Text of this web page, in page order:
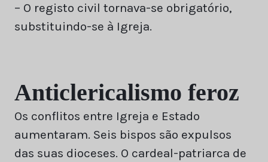
– O registo civil tornava-se obrigatório,
substituindo-se à Igreja.
Anticlericalismo feroz
Os conflitos entre Igreja e Estado
aumentaram. Seis bispos são expulsos
das suas dioceses. O cardeal-patriarca de